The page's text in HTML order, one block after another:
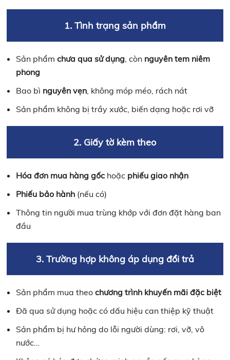
1. Tình trạng sản phẩm
Sản phẩmchưa qua sử dụng, còn nguyên tem niêm
phong
Bao bì nguyên vẹn, không móp méo, rách nát
Sản phẩm không bị trầy xước, biến dạng hoặc rơi vỡ
2. Giấy tờ kèm theo
Hóa đơn mua hàng gốc hoặc phiếu giao nhận
Phiếu bảo hành (nếu có)
Thông tin người mua trùng khớp với đơn đặt hàng ban
đầu
3. Trường hợp không áp dụng đổi trả
Sản phẩm mua theochương trình khuyến mãi đặc biệt
Đã qua sử dụng hoặc có dấu hiệu can thiệp kỹ thuật
Sản phẩm bị hư hỏng do lỗi người dùng: rơi, vỡ, vô
nước…